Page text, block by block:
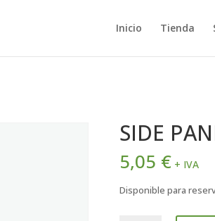
Inicio Tienda
SIDE
5,05 € + IVA
Disponible para